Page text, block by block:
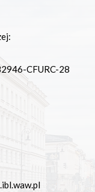
CFURC-28